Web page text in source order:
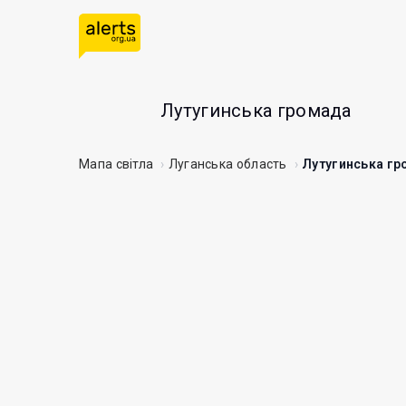
Лутугинська громада
Мапа світла Луганська область Лутугинська